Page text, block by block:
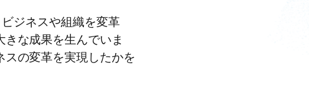
ジネスや組織を変革
な成果を生んでいま
の変革を実現したかを